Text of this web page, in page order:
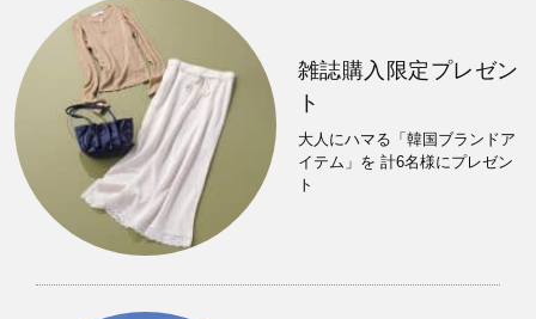
雑誌購入限定プレゼン
ト
大人にハマる「韓国ブランドア
イテム」を 計6名様にプレゼン
ト